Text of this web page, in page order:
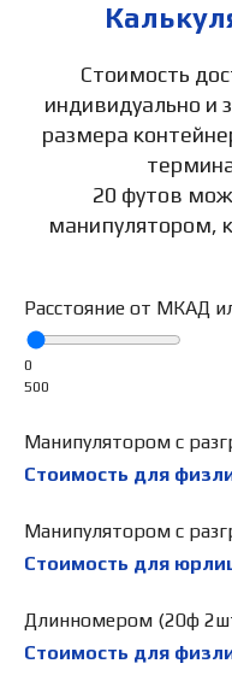
Стоимость
индивидуально и
размера
20 футов
манипулятором,
Расстояние от МКАД
0
500
Манипулятором с
Стоимость для
Манипулятором с
Стоимость для
Длинномером (20ф
Стоимость для